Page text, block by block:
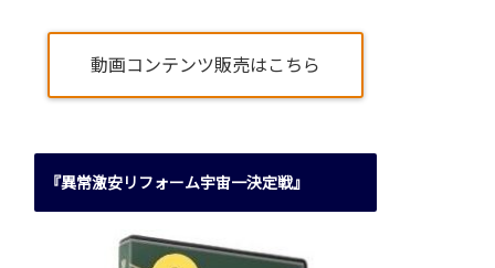
動画コンテンツ販売はこちら
『異常激安リフォーム宇宙一決定戦』